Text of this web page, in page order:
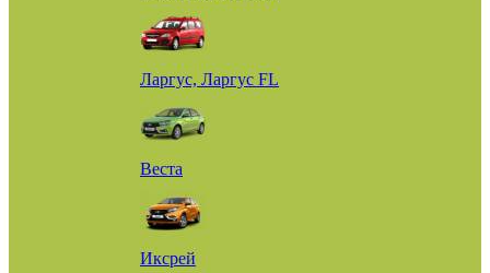
Ларгус, Ларгус FL
Веста
Иксрей